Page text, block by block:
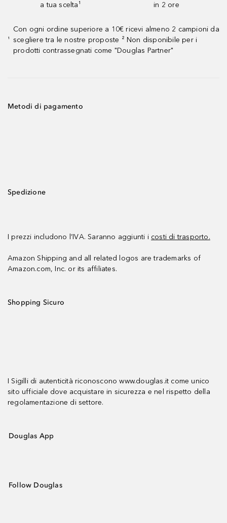
a tua scelta¹ in 2 ore
¹
Con ogni ordine superiore a 10€ ricevi almeno 2 campioni da
scegliere tra le nostre proposte ² Non disponibile per i
prodotti contrassegnati come "Douglas Partner"
Metodi di pagamento
Spedizione
I prezzi includono l’IVA. Saranno aggiunti i costi di trasporto.
Amazon Shipping and all related logos are trademarks of
Amazon.com, Inc. or its affiliates.
Shopping Sicuro
I Sigilli di autenticità riconoscono www.douglas.it come unico
sito ufficiale dove acquistare in sicurezza e nel rispetto della
regolamentazione di settore.
Douglas App
Follow Douglas